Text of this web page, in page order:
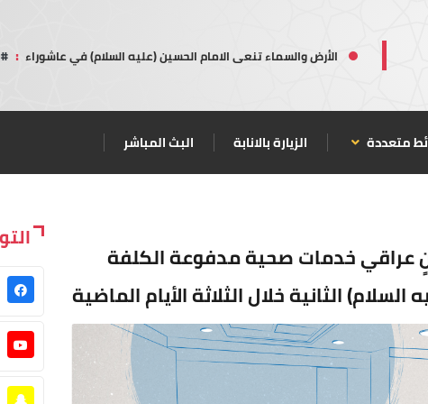
الأرض والسماء تنعى الامام الحسين (عليه السلام) في عاشوراء :
متعددة الزيارة بالانابة البث المباشر
عراقي خدمات صحية مدفوعة الكلفة
الثانية خلال الثلاثة الأيام الماضية